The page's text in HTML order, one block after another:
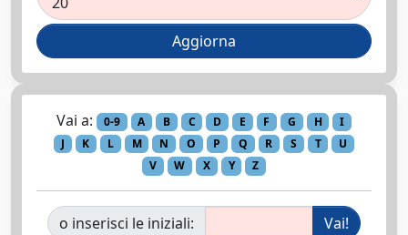
Vai a: 0-9 A B C D E F G H
I
J
K L M N O P Q R S T
U
V
W X Y Z
o inserisci le iniziali: